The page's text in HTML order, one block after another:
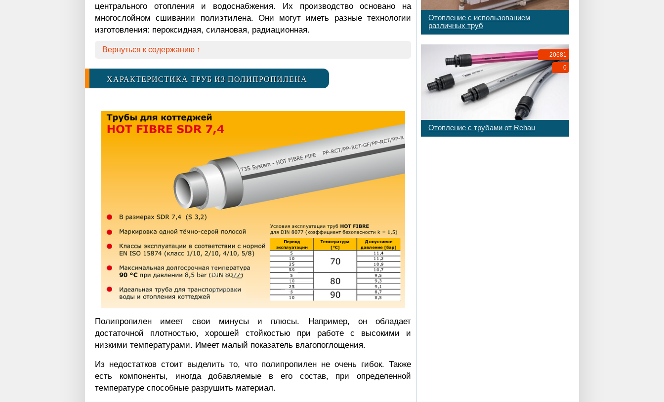
центрального отопления и водоснабжения. Их производство основано на
многослойном сшивании полиэтилена. Они могут иметь разные технологии
изготовления: пероксидная, силановая, радиационная.
Вернуться к содержанию ↑
ХАРАКТЕРИСТИКА ТРУБ ИЗ ПОЛИПРОПИЛЕНА
Полипропилен имеет свои минусы и плюсы. Например, он обладает
достаточной плотностью, хорошей стойкостью при работе с высокими и
низкими температурами. Имеет малый показатель влагопоглощения.
Из недостатков стоит выделить то, что полипропилен не очень гибок. Также
есть компоненты, иногда добавляемые в его состав, при определенной
температуре способные разрушить материал.
Отопление с использованием
различных труб
20681
0
Отопление с трубами от Rehau